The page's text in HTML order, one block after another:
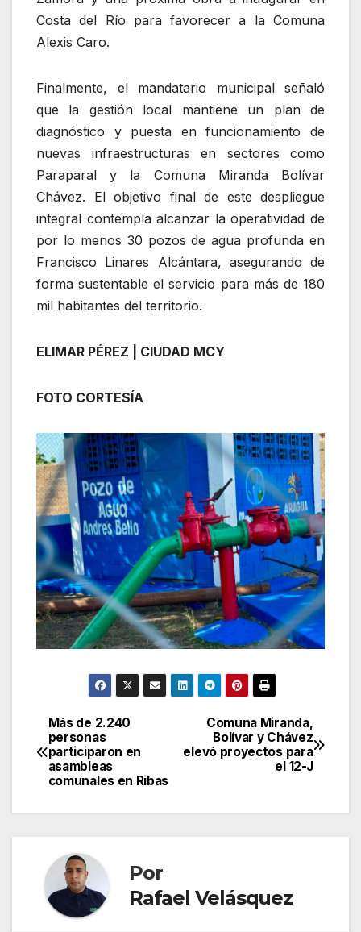
Costa del Río para favorecer a la Comuna
Alexis Caro.
Finalmente, el mandatario municipal señaló
que la gestión local mantiene un plan de
diagnóstico y puesta en funcionamiento de
nuevas infraestructuras en sectores como
Paraparal y la Comuna Miranda Bolívar
Chávez. El objetivo final de este despliegue
integral contempla alcanzar la operatividad de
por lo menos 30 pozos de agua profunda en
Francisco Linares Alcántara, asegurando de
forma sustentable el servicio para más de 180
mil habitantes del territorio.
ELIMAR PÉREZ | CIUDAD MCY
FOTO CORTESÍA
Navegación
de
Comuna Miranda,
Bolívar y Chávez
elevó proyectos para
el 12-J
Más de 2.240
personas
participaron en
asambleas
comunales en Ribas
Por
Rafael Velásquez